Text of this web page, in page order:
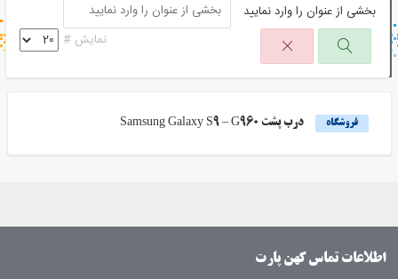
جستجو در خبر خوان
جستجو - برچسب ها
بخشی از عنوان را وارد نمایید
نمایش #
فروشگاه درب پشت Samsung Galaxy S9 – G960
اطلاعات تماس کهن پارت